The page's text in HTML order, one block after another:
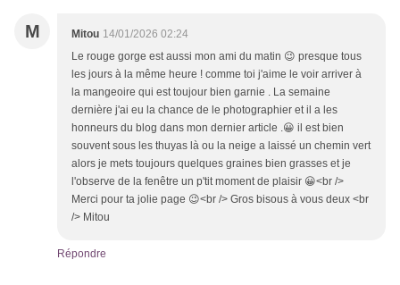
M Mitou 14/01/2026 02:24
Le rouge gorge est aussi mon ami du matin 😉 presque tous
les jours à la même heure ! comme toi j'aime le voir arriver à
la mangeoire qui est toujour bien garnie . La semaine
dernière j'ai eu la chance de le photographier et il a les
honneurs du blog dans mon dernier article .😀 il est bien
souvent sous les thuyas là ou la neige a laissé un chemin vert
alors je mets toujours quelques graines bien grasses et je
l'observe de la fenêtre un p'tit moment de plaisir 😀<br />
Merci pour ta jolie page 😉<br /> Gros bisous à vous deux <br
/> Mitou
Répondre